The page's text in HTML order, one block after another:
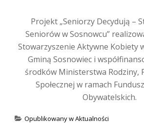
Projekt „Seniorzy Decydują –
Seniorów w Sosnowcu”
Stowarzyszenie Aktywne Kobiety
Gminą Sosnowiec i
środków Ministerstwa Rodziny,
Społecznej w ramach
Obywatelskich.
Opublikowany wAktualności